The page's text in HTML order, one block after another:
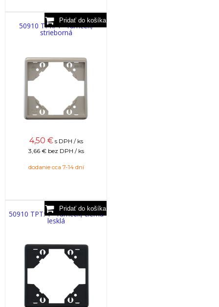
50910 TPR: 1 - rámček,
strieborná
4,50 € s DPH / ks
3,66 € bez DPH / ks
dodanie cca 7-14 dní
50910 TPT: 1 - rámček, čierna
lesklá